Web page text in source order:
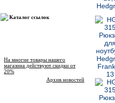
Каталог ссылок
На многие товары нашего
магазина действуют скидки от
20%
Архив новостей